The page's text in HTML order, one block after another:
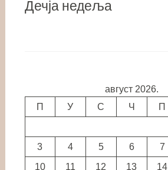
Дечја недеља
август 2026.
П
У С Ч П
3
4 5 6 7
10
11 12 13 14